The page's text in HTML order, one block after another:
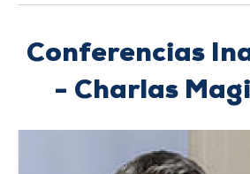
Conferencias
- Charlas